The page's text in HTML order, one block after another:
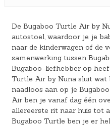
De Bugaboo Turtle Air by
autostoel, waardoor je je
naar de kinderwagen of de
samenwerking tussen
Bugaboo-liefhebber op
Turtle Air by Nuna sluit wat
naadloos aan op je
Air ben je vanaf dag één
allereerste rit naar huis tot
Bugaboo Turtle ben je er